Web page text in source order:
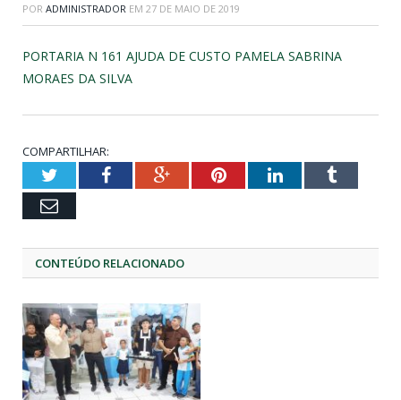
POR ADMINISTRADOR EM 27 DE MAIO DE 2019
PORTARIA N 161 AJUDA DE CUSTO PAMELA SABRINA
MORAES DA SILVA
COMPARTILHAR:
TwitterFacebookGoogle+PinterestLinkedInTumblr
Email
CONTEÚDO RELACIONADO